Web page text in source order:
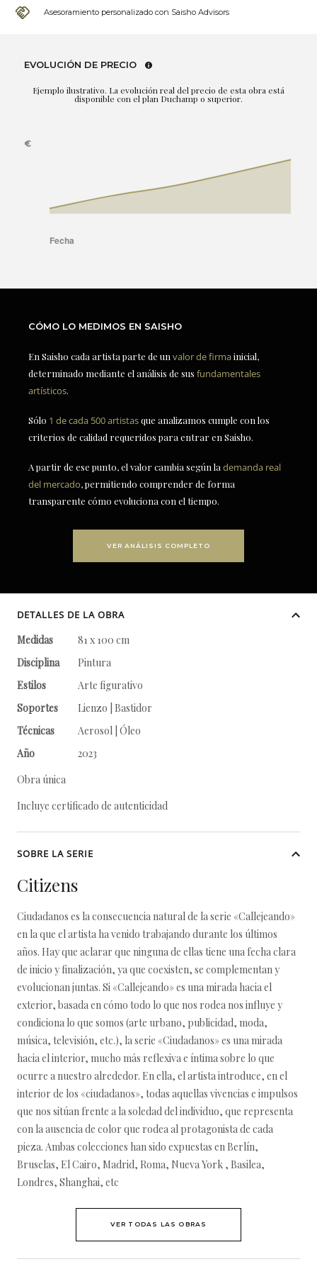
Asesoramiento personalizado con Saisho Advisors
EVOLUCIÓN DE PRECIO
Ejemplo ilustrativo. La evolución real del precio de esta obra está
disponible con el plan Duchamp o superior.
CÓMO LO MEDIMOS EN SAISHO
En Saisho cada artista parte de un valor de firmainicial,
determinado mediante el análisis de sus fundamentales
artísticos.
Sólo 1 de cada 500 artistasque analizamos cumple con los
criterios de calidad requeridos para entrar en Saisho.
A partir de ese punto, el valor cambia según la demanda real
del mercado, permitiendo comprender de forma
transparente cómo evoluciona con el tiempo.
VER ANÁLISIS COMPLETO
DETALLES DE LA OBRA
Medidas
81 x 100 cm
Disciplina
Pintura
Estilos
Arte figurativo
Soportes
Lienzo | Bastidor
Técnicas
Aerosol | Óleo
Año
2023
Obra única
Incluye certificado de autenticidad
SOBRE LA SERIE
Citizens
Ciudadanos es la consecuencia natural de la serie «Callejeando»
en la que el artista ha venido trabajando durante los últimos
años. Hay que aclarar que ninguna de ellas tiene una fecha clara
de inicio y finalización, ya que coexisten, se complementan y
evolucionan juntas. Si «Callejeando» es una mirada hacia el
exterior, basada en cómo todo lo que nos rodea nos influye y
condiciona lo que somos (arte urbano, publicidad, moda,
música, televisión, etc.), la serie «Ciudadanos» es una mirada
hacia el interior, mucho más reflexiva e íntima sobre lo que
ocurre a nuestro alrededor. En ella, el artista introduce, en el
interior de los «ciudadanos», todas aquellas vivencias e impulsos
que nos sitúan frente a la soledad del individuo, que representa
con la ausencia de color que rodea al protagonista de cada
pieza. Ambas colecciones han sido expuestas en Berlín,
Bruselas, El Cairo, Madrid, Roma, Nueva York , Basilea,
Londres, Shanghai, etc
VER TODAS LAS OBRAS